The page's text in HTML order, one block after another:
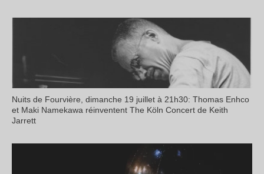
Nuits de Fourvière, dimanche 19 juillet à 21h30: Thomas Enhco
et Maki Namekawa réinventent The Köln Concert de Keith
Jarrett